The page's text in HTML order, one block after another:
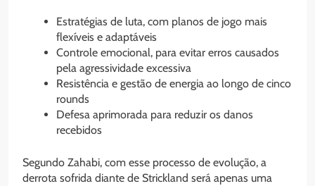
Estratégias de luta, com planos de jogo mais
flexíveis e adaptáveis
Controle emocional, para evitar erros causados
pela agressividade excessiva
Resistência e gestão de energia ao longo de cinco
rounds
Defesa aprimorada para reduzir os danos
recebidos
Segundo Zahabi, com esse processo de evolução, a
derrota sofrida diante de Strickland será apenas uma